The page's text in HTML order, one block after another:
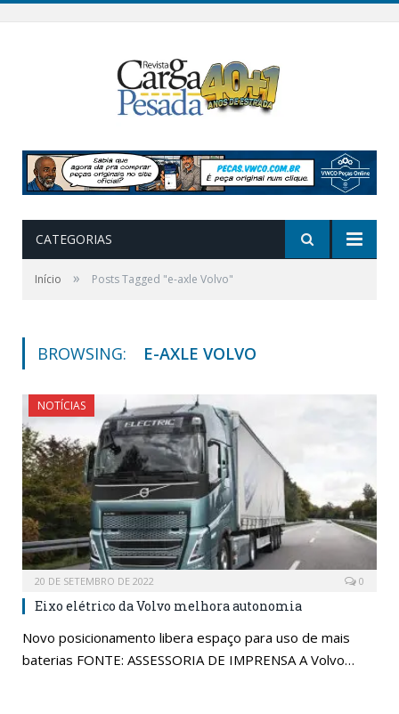
CATEGORIAS
Início » Posts Tagged "e-axle Volvo"
BROWSING: E-AXLE VOLVO
NOTÍCIAS
20 DE SETEMBRO DE 2022 0
Eixo elétrico da Volvo melhora autonomia
Novo posicionamento libera espaço para uso de mais
baterias FONTE: ASSESSORIA DE IMPRENSA A Volvo…